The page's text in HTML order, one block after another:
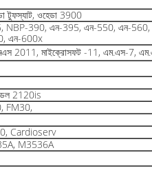
টুফস্যাট, ওহেডা 3900
NBP-390, এন-395, এন-550, এন-560,
এন-600x
2011, মাইক্রোসফট -11, এম.এস-7,
2120is
FM30,
Cardioserv
M3536A